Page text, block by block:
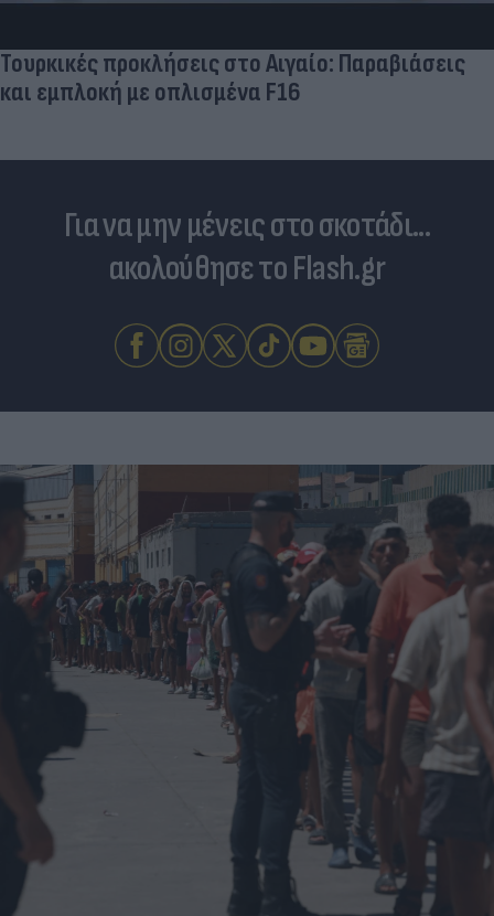
Τουρκικές προκλήσεις στο Αιγαίο: Παραβιάσεις
και εμπλοκή με οπλισμένα F16
Για να μην μένεις στο σκοτάδι...
ακολούθησε το Flash.gr